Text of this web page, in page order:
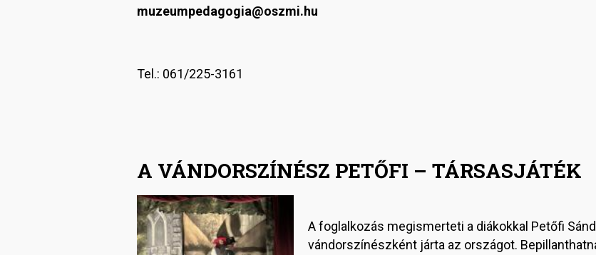
muzeumpedagogia@oszmi.hu
Tel.: 061/225-3161
A VÁNDORSZÍNÉSZ PETŐFI – TÁRSASJÁTÉK
Image
A foglalkozás megismerteti a diákokkal Petőfi
vándorszínészként járta az országot.